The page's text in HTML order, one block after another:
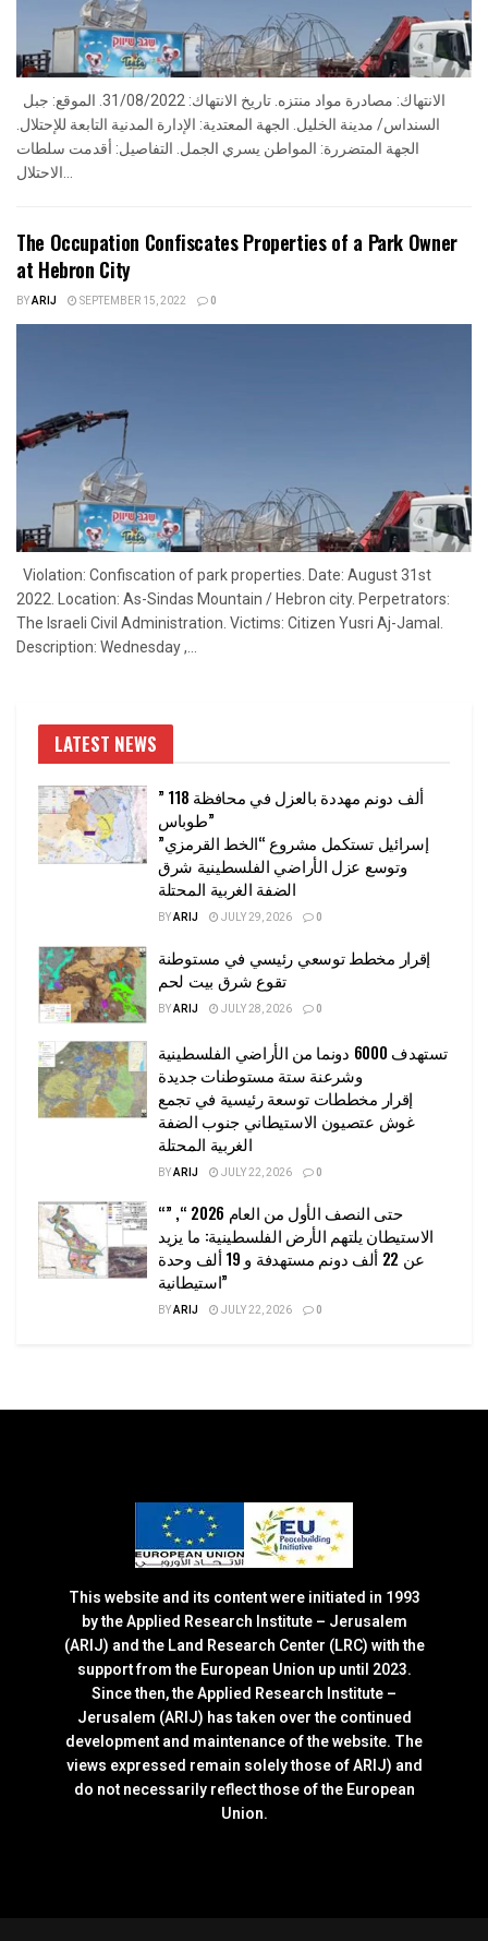
السنداس/ مدينة الخليل. الجهة المعتدية: الإدارة المدنية التابعة للإحتلال.
الجهة المتضررة: المواطن يسري الجمل. التفاصيل: أقدمت سلطات
الاحتلال...
The Occupation Confiscates Properties of a Park Owner
at Hebron City
BYARIJ SEPTEMBER 15, 2022 0
Violation: Confiscation of park properties. Date: August 31st
2022. Location: As-Sindas Mountain / Hebron city. Perpetrators:
The Israeli Civil Administration. Victims: Citizen Yusri Aj-Jamal.
Description: Wednesday ,...
LATEST NEWS
” 118 ألف دونم مهددة بالعزل في محافظة
طوباس”
إسرائيل تستكمل مشروع “الخط القرمزي”
وتوسع عزل الأراضي الفلسطينية شرق
الضفة الغربية المحتلة
BYARIJ JULY 29, 2026 0
إقرار مخطط توسعي رئيسي في مستوطنة
تقوع شرق بيت لحم
BYARIJ JULY 28, 2026 0
تستهدف 6000 دونما من الأراضي الفلسطينية
وشرعنة ستة مستوطنات جديدة
إقرار مخططات توسعة رئيسية في تجمع
غوش عتصيون الاستيطاني جنوب الضفة
الغربية المحتلة
BYARIJ JULY 22, 2026 0
“حتى النصف الأول من العام 2026 “, ”
الاستيطان يلتهم الأرض الفلسطينية: ما يزيد
عن 22 ألف دونم مستهدفة و 19 ألف وحدة
استيطانية”
BYARIJ JULY 22, 2026 0
This website and its content were initiated in 1993
by the Applied Research Institute – Jerusalem
(ARIJ) and the Land Research Center (LRC) with the
support from the European Union up until 2023.
Since then, the Applied Research Institute –
Jerusalem (ARIJ) has taken over the continued
development and maintenance of the website. The
views expressed remain solely those of ARIJ) and
do not necessarily reflect those of the European
Union.